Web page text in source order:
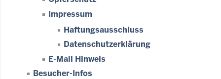
Impressum
Haftungsausschluss
Datenschutzerklärung
E-Mail Hinweis
Besucher-Infos